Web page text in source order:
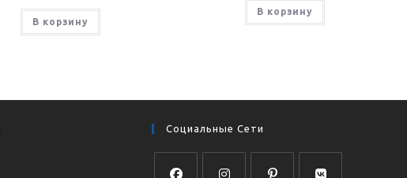
В корзину
В корзину
Социальные Сети